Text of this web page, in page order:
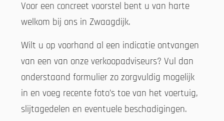
Voor een concreet voorstel bent u van harte
welkom bij ons in Zwaagdijk.
Wilt u op voorhand al een indicatie ontvangen
van een van onze verkoopadviseurs? Vul dan
onderstaand formulier zo zorgvuldig mogelijk
in en voeg recente foto’s toe van het voertuig,
slijtagedelen en eventuele beschadigingen.